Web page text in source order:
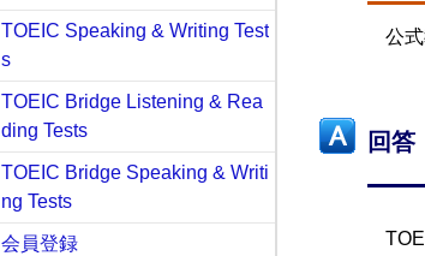
TOEIC Speaking & Writing Test
s
TOEIC Bridge Listening & Rea
ding Tests
TOEIC Bridge Speaking & Writi
ng Tests
会員登録
公
回答